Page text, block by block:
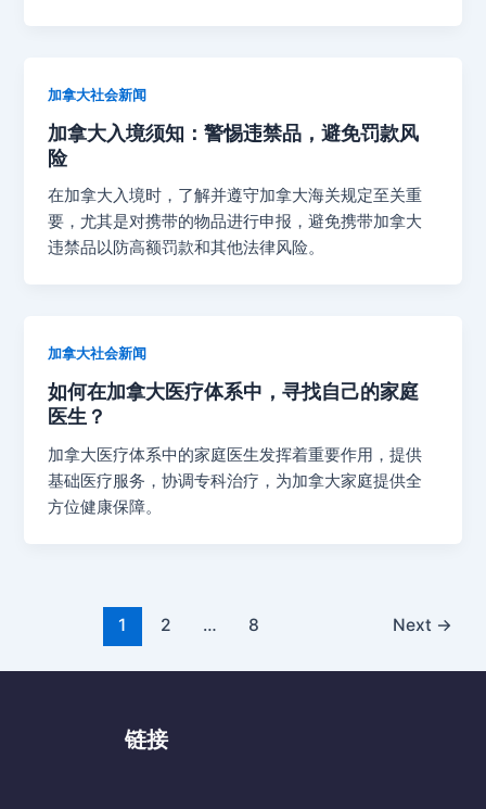
加拿大社会新闻
加拿大入境须知：警惕违禁品，避免罚款风
险
在加拿大入境时，了解并遵守加拿大海关规定至关重
要，尤其是对携带的物品进行申报，避免携带加拿大
违禁品以防高额罚款和其他法律风险。
加拿大社会新闻
如何在加拿大医疗体系中，寻找自己的家庭
医生？
加拿大医疗体系中的家庭医生发挥着重要作用，提供
基础医疗服务，协调专科治疗，为加拿大家庭提供全
方位健康保障。
1 2 … 8 Next →
链接